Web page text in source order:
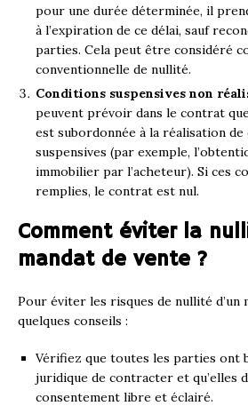
pour une durée déterminée, il
à l’expiration de ce délai, sauf
parties. Cela peut être considéré
conventionnelle de nullité.
Conditions suspensives non
peuvent prévoir dans le contrat
est subordonnée à la réalisation
suspensives (par exemple,
immobilier par l’acheteur). Si ces
remplies, le contrat est nul.
Comment éviter la
mandat de vente ?
Pour éviter les risques de nullité d’un
quelques conseils :
Vérifiez que toutes les parties ont
juridique de contracter et qu’elles
consentement libre et éclairé.